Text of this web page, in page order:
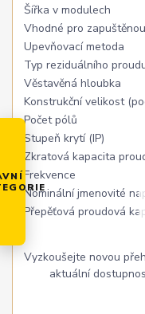
Šířka v modulech
Vhodné pro
Upevňovací metoda
Typ reziduálního
Věstavěná hloubka
Konstrukční velikost
Počet pólů
Stupeň krytí (IP)
Zkratová kapacita
Frekvence
Nominální jmenovité
Přepěťová proudová
Vyzkoušejte novou
aktuální